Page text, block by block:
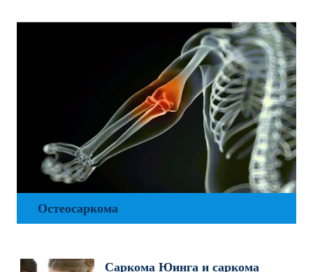
Остеосаркома
Саркома Юинга и саркома